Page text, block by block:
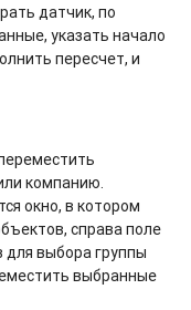
датчик, по
указать начало
пересчет, и
компанию.
окно, в котором
справа поле
для выбора группы
выбранные